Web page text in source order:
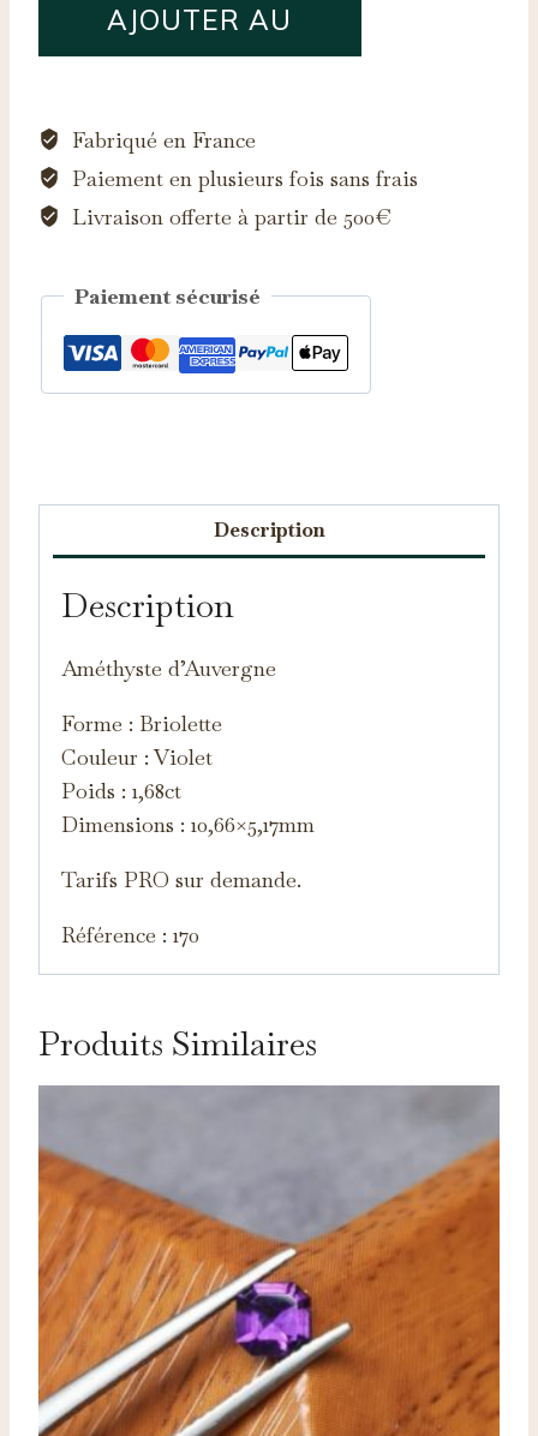
1.68ct
AJOUTER AU
Fabriqué en France
Paiement en plusieurs fois sans frais
Livraison offerte à partir de 500€
Paiement sécurisé
Description
Description
Améthyste d’Auvergne
Forme : Briolette
Couleur : Violet
Poids : 1,68ct
Dimensions : 10,66×5,17mm
Tarifs PRO sur demande.
Référence : 170
Produits Similaires